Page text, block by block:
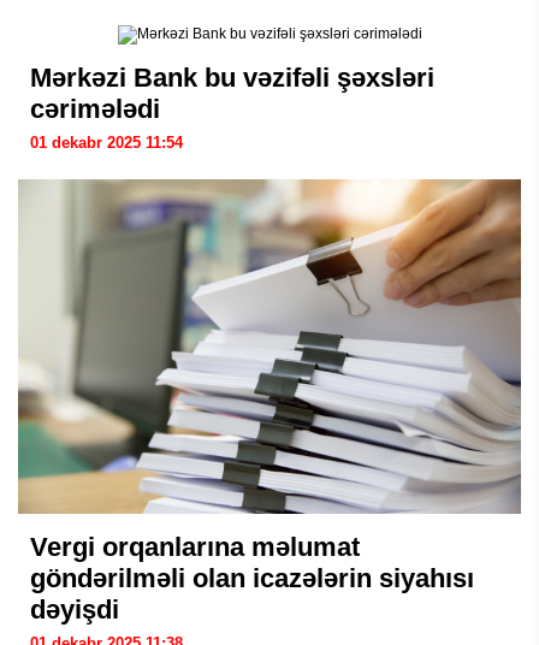
Mərkəzi Bank bu vəzifəli şəxsləri
cərimələdi
01 dekabr 2025 11:54
Vergi orqanlarına məlumat
göndərilməli olan icazələrin siyahısı
dəyişdi